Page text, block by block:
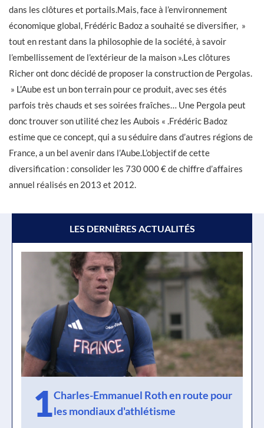
dans les clôtures et portails.Mais, face à l’environnement
économique global, Frédéric Badoz a souhaité se diversifier, »
tout en restant dans la philosophie de la société, à savoir
l’embellissement de l’extérieur de la maison ».Les clôtures
Richer ont donc décidé de proposer la construction de Pergolas.
» L’Aube est un bon terrain pour ce produit, avec ses étés
parfois très chauds et ses soirées fraîches… Une Pergola peut
donc trouver son utilité chez les Aubois « .Frédéric Badoz
estime que ce concept, qui a su séduire dans d’autres régions de
France, a un bel avenir dans l’Aube.L’objectif de cette
diversification : consolider les 730 000 € de chiffre d’affaires
annuel réalisés en 2013 et 2012.
LES DERNIÈRES ACTUALITÉS
1Charles-Emmanuel Roth en route pour
les mondiaux d'athlétisme